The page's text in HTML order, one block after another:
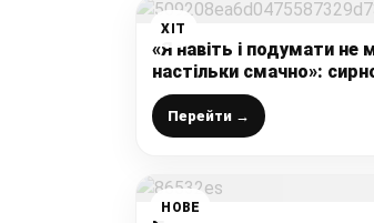
ХІТ
«Я навіть і подумати
настільки смачно»:
десерт без борошна
Перейти →
НОВЕ